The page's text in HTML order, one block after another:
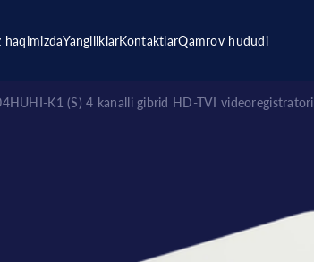
haqimizdaYangiliklarKontaktlarQamrov hududi
K1 (S) 4 kanalli gibrid HD-TVI videoregistratori